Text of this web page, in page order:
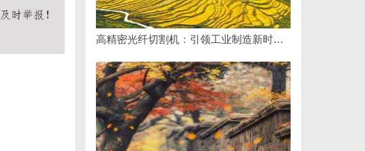
高精密光纤切割机：引领工业制造新时代的利器